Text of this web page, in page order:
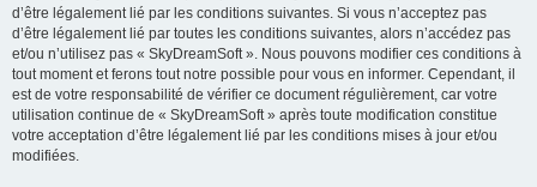
d’être légalement lié par les conditions suivantes. Si vous n’acceptez pas
d’être légalement lié par toutes les conditions suivantes, alors n’accédez pas
et/ou n’utilisez pas « SkyDreamSoft ». Nous pouvons modifier ces conditions à
tout moment et ferons tout notre possible pour vous en informer. Cependant, il
est de votre responsabilité de vérifier ce document régulièrement, car votre
utilisation continue de « SkyDreamSoft » après toute modification constitue
votre acceptation d’être légalement lié par les conditions mises à jour et/ou
modifiées.